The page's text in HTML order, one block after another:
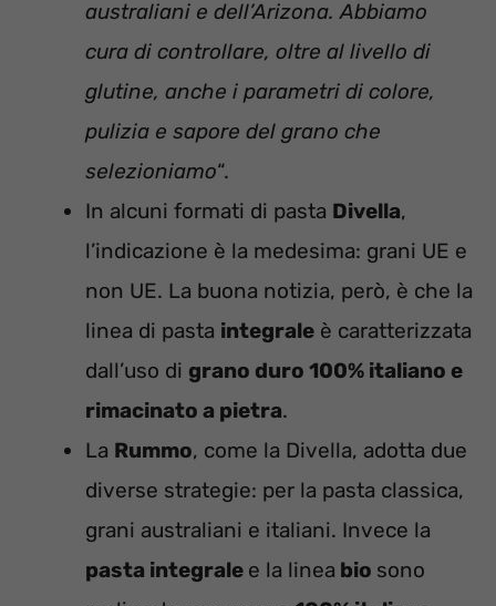
australiani e dell’Arizona. Abbiamo
cura di controllare, oltre al livello di
glutine, anche i parametri di colore,
pulizia e sapore del grano che
selezioniamo“.
In alcuni formati di pasta Divella,
l’indicazione è la medesima: grani UE e
non UE. La buona notizia, però, è che la
linea di pasta integrale è caratterizzata
dall’uso di grano duro 100% italiano e
rimacinato a pietra.
La Rummo, come la Divella, adotta due
diverse strategie: per la pasta classica,
grani australiani e italiani. Invece la
pasta integrale e la linea bio sono